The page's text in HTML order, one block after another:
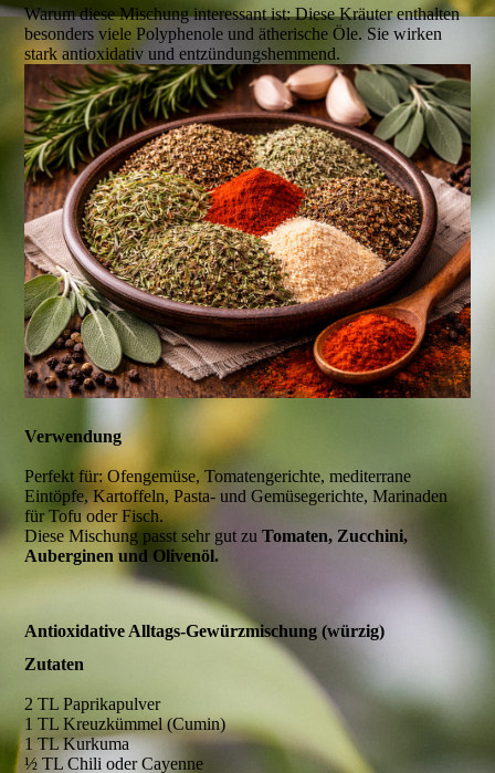
Warum diese Mischung interessant ist: Diese Kräuter enthalten
besonders viele Polyphenole und ätherische Öle. Sie wirken
stark antioxidativ und entzündungshemmend.
Verwendung
Perfekt für: Ofengemüse, Tomatengerichte, mediterrane
Eintöpfe, Kartoffeln, Pasta- und Gemüsegerichte, Marinaden
für Tofu oder Fisch.
Diese Mischung passt sehr gut zuTomaten, Zucchini,
Auberginen und Olivenöl.
Antioxidative Alltags-Gewürzmischung (würzig)
Zutaten
2 TL Paprikapulver
1 TL Kreuzkümmel (Cumin)
1 TL Kurkuma
½ TL Chili oder Cayenne